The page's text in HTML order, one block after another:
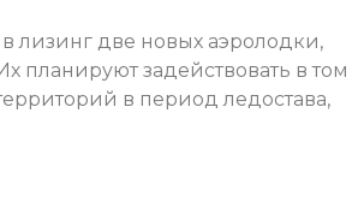
лизинг две новых аэролодки,
планируют задействовать в том
в период ледостава,